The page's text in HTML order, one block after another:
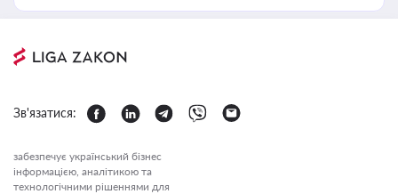
Зв'язатися:
забезпечує український бізнес
інформацією, аналітикою та
технологічними рішеннями для